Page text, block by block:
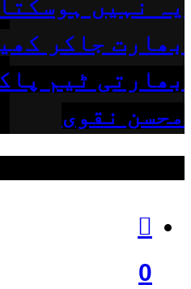
یہ نہیں
بھارت جاکر
بھارتی ٹیم
محسن نقوی
0